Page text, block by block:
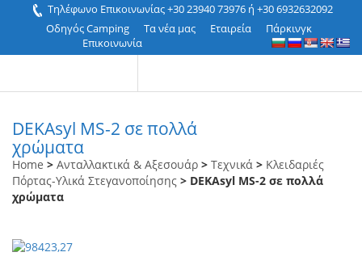
Τηλέφωνο Επικοινωνίας +30 23940 73976 ή +30 6932632092
Οδηγός Camping
Τα νέα μας Εταιρεία
Πάρκινγκ
Επικοινωνία
DEKAsyl MS-2 σε πολλά
χρώματα
Home > Ανταλλακτικά & Αξεσουάρ > Τεχνικά > Κλειδαριές
Πόρτας-Υλικά Στεγανοποίησης > DEKAsyl MS-2 σε πολλά
χρώματα